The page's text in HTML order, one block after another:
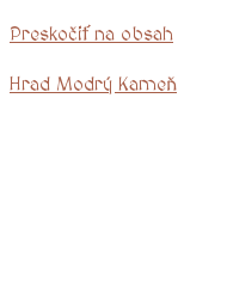
Preskočiť na obsah
Hrad Modrý Kameň